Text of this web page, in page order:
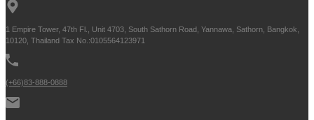
1 Empire Tower, 47th Fl., Unit 4703, South Sathorn Road, Yannawa, Sathorn, Bangkok,
10120, Thailand Tax No.:0105564123971
(+66)83-888-0888